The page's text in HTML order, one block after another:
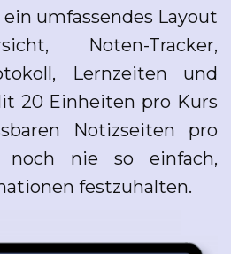
umfassendes Layout
Noten-Tracker,
Lernzeiten und
20 Einheiten pro Kurs
Notizseiten pro
nie so einfach,
festzuhalten.